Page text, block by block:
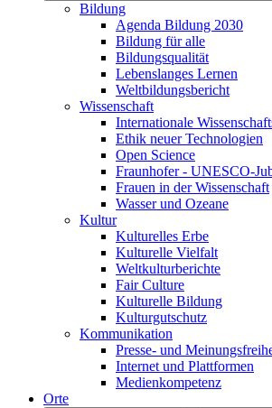
Bildung
Agenda Bildung 2030
Bildung für alle
Bildungsqualität
Lebenslanges Lernen
Weltbildungsbericht
Wissenschaft
Internationale
Ethik neuer Technologien
Open Science
Fraunhofer - UNESCO-
Frauen in der Wissenschaft
Wasser und Ozeane
Kultur
Kulturelles Erbe
Kulturelle Vielfalt
Weltkulturberichte
Fair Culture
Kulturelle Bildung
Kulturgutschutz
Kommunikation
Presse- und
Internet und Plattformen
Medienkompetenz
Orte